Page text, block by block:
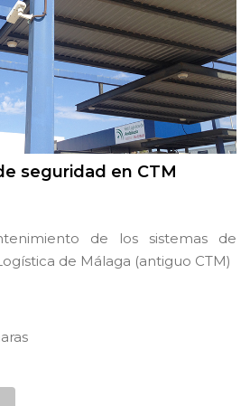
seguridad en CTM
de los sistemas de
de Málaga (antiguo CTM)